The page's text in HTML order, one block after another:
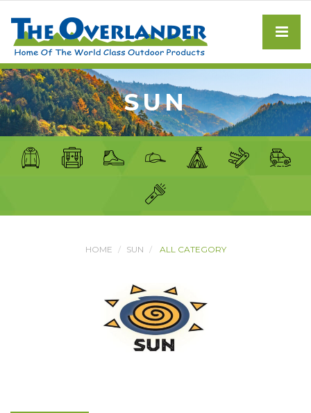
SUN
HOME SUN ALL CATEGORY